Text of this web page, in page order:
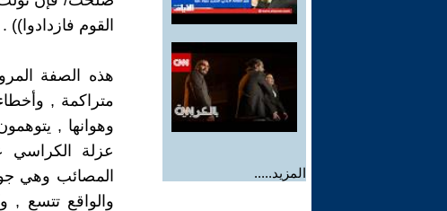
المزيد.....
القوم فازدادوا)) .
هذه الصفة
متراكمة ,
وهوانها ,
عزلة الكراسي
المصائب وهي
والواقع تتسع ,